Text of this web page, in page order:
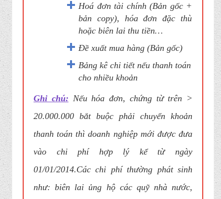
Hoá đơn tài chính (Bản gốc +
bản copy), hóa đơn đặc thù
hoặc biên lai thu tiền…
Đề xuất mua hàng (Bản gốc)
Bảng kê chi tiết nếu thanh toán
cho nhiều khoản
Ghi chú: Nếu hóa đơn, chứng từ trên >
20.000.000 bắt buộc phải chuyển khoản
thanh toán thì doanh nghiệp mới được đưa
vào chi phí hợp lý kể từ ngày
01/01/2014.Các chi phí thường phát sinh
như: biên lai ủng hộ các quỹ nhà nước,